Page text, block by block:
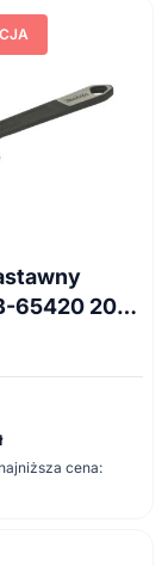
65420 200
cena: